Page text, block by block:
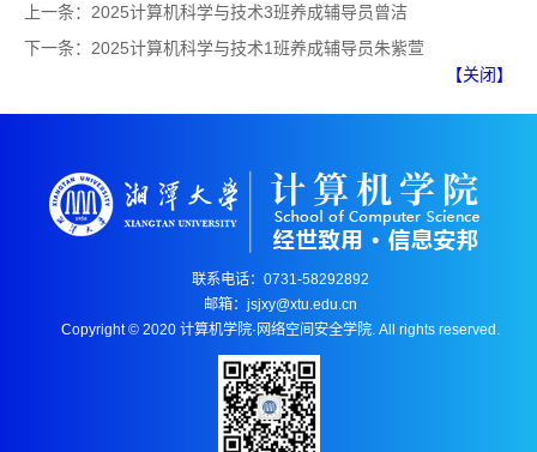
上一条： 2025计算机科学与技术3班养成辅导员曾洁
下一条： 2025计算机科学与技术1班养成辅导员朱紫萱
【关闭】
联系电话：0731-58292892
邮箱：jsjxy@xtu.edu.cn
Copyright © 2020 计算机学院·网络空间安全学院. All rights reserved.